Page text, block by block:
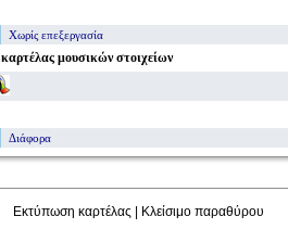
Χωρίς επεξεργασία
καρτέλας μουσικών στοιχείων
Διάφορα
Εκτύπωση καρτέλας Κλείσιμο παραθύρου